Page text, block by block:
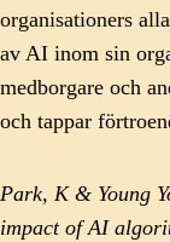
organisationers
av AI inom sin
medborgare och
och tappar
Park, K & Young
impact of AI